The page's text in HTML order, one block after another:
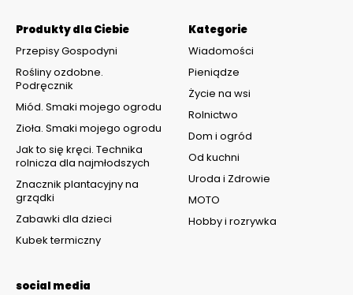
Kategorie
Wiadomości
Pieniądze
Życie na wsi
Rolnictwo
Dom i ogród
Od kuchni
Uroda i Zdrowie
MOTO
Hobby i rozrywka
Produkty dla Ciebie
Przepisy Gospodyni
Rośliny ozdobne.
Podręcznik
Miód. Smaki mojego ogrodu
Zioła. Smaki mojego ogrodu
Jak to się kręci. Technika
rolnicza dla najmłodszych
Znacznik plantacyjny na
grządki
Zabawki dla dzieci
Kubek termiczny
social media